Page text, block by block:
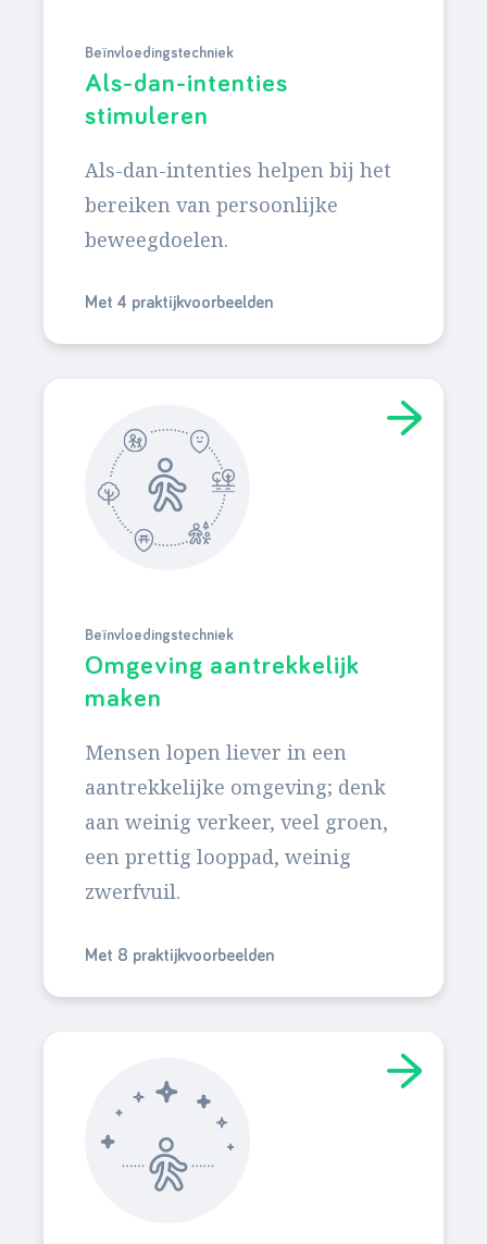
Beïnvloedingstechniek
Als-dan-intenties
stimuleren
Als-dan-intenties helpen bij het
bereiken van persoonlijke
beweegdoelen.
Met 4 praktijkvoorbeelden
Beïnvloedingstechniek
Omgeving aantrekkelijk
maken
Mensen lopen liever in een
aantrekkelijke omgeving; denk
aan weinig verkeer, veel groen,
een prettig looppad, weinig
zwerfvuil.
Met 8 praktijkvoorbeelden